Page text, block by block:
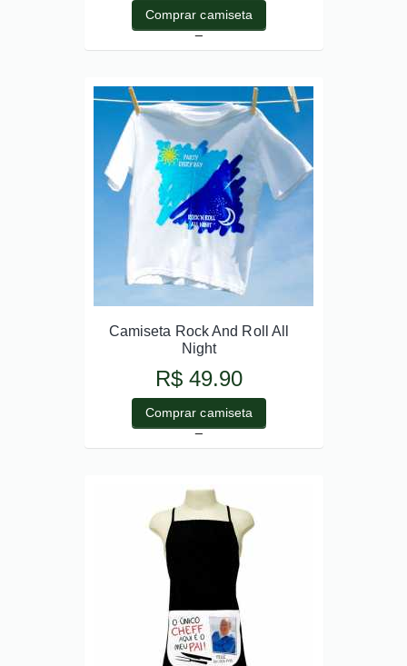
Comprar camiseta
_
Camiseta Rock And Roll All
Night
R$ 49.90
Comprar camiseta
_